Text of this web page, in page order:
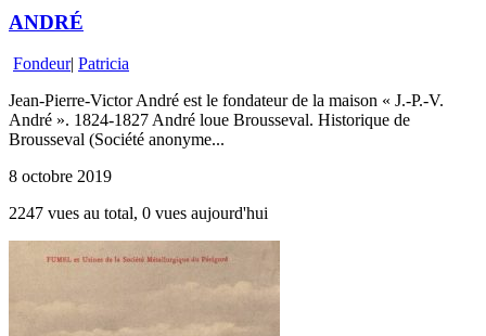
ANDRÉ
Fondeur| Patricia
Jean-Pierre-Victor André est le fondateur de la maison « J.-P.-V.
André ». 1824-1827 André loue Brousseval. Historique de
Brousseval (Société anonyme...
8 octobre 2019
2247 vues au total, 0 vues aujourd'hui